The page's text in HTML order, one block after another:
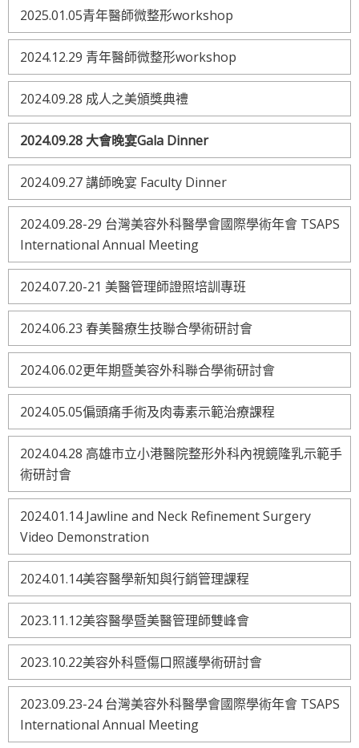
2025.01.05青年醫師微整形workshop
2024.12.29 青年醫師微整形workshop
2024.09.28 成人之美頒獎典禮
2024.09.28 大會晚宴Gala Dinner
2024.09.27 講師晚宴 Faculty Dinner
2024.09.28-29 台灣美容外科醫學會國際學術年會 TSAPS
International Annual Meeting
2024.07.20-21 美醫管理師證照培訓專班
2024.06.23 春美醫療生技聯合學術研討會
2024.06.02更年期暨美容外科聯合學術研討會
2024.05.05偏頭痛手術及肉毒素示範治療課程
2024.04.28 高雄市立小港醫院整形外科內視鏡隆乳示範手
術研討會
2024.01.14 Jawline and Neck Refinement Surgery
Video Demonstration
2024.01.14美容醫學新知與行銷管理課程
2023.11.12美容醫學暨美醫管理師雙峰會
2023.10.22美容外科暨傷口照護學術研討會
2023.09.23-24 台灣美容外科醫學會國際學術年會 TSAPS
International Annual Meeting